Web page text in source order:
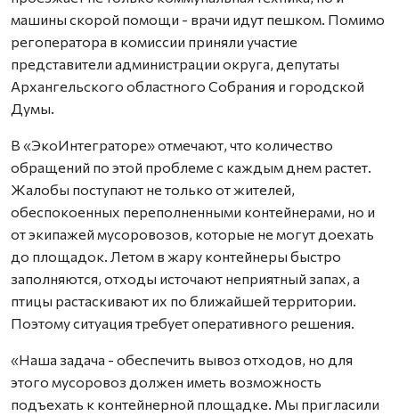
машины скорой помощи - врачи идут пешком. Помимо
регоператора в комиссии приняли участие
представители администрации округа, депутаты
Архангельского областного Собрания и городской
Думы.
В «ЭкоИнтеграторе» отмечают, что количество
обращений по этой проблеме с каждым днем растет.
Жалобы поступают не только от жителей,
обеспокоенных переполненными контейнерами, но и
от экипажей мусоровозов, которые не могут доехать
до площадок. Летом в жару контейнеры быстро
заполняются, отходы источают неприятный запах, а
птицы растаскивают их по ближайшей территории.
Поэтому ситуация требует оперативного решения.
«Наша задача - обеспечить вывоз отходов, но для
этого мусоровоз должен иметь возможность
подъехать к контейнерной площадке. Мы пригласили